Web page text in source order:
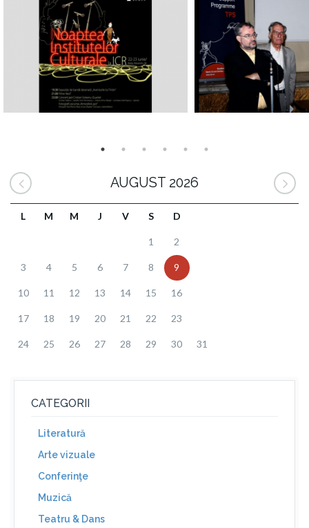
AUGUST 2026
L M M J V S D
1 2
3 4 5 6 7 8 9
10 11 12 13 14 15 16
17 18 19 20 21 22 23
24 25 26 27 28 29 30 31
CATEGORII
Literatură
Arte vizuale
Conferinţe
Muzică
Teatru & Dans